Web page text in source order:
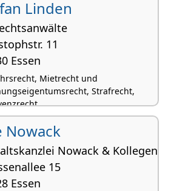
Linden
11
Essen
Mietrecht und
Strafrecht,
Nowack
Nowack & Kollegen
15
Essen